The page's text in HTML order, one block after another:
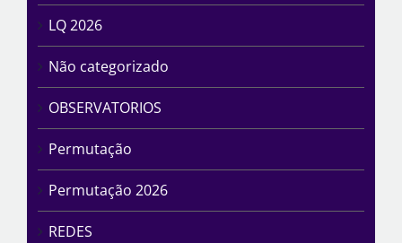
LQ 2026
Não categorizado
OBSERVATORIOS
Permutação
Permutação 2026
REDES